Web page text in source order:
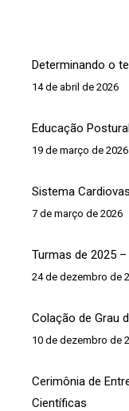
Determinando o
14 de abril de 2026
Educação
19 de março de 2026
Sistema
7 de março de 2026
Turmas de 2025
24 de dezembro de
Colação de Grau
10 de dezembro de
Cerimônia de
Científicas